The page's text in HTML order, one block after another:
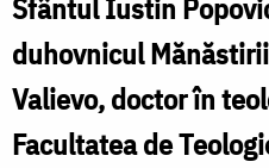
Sfântul Iustin
duhovnicul
Valievo, doctor în
Facultatea de